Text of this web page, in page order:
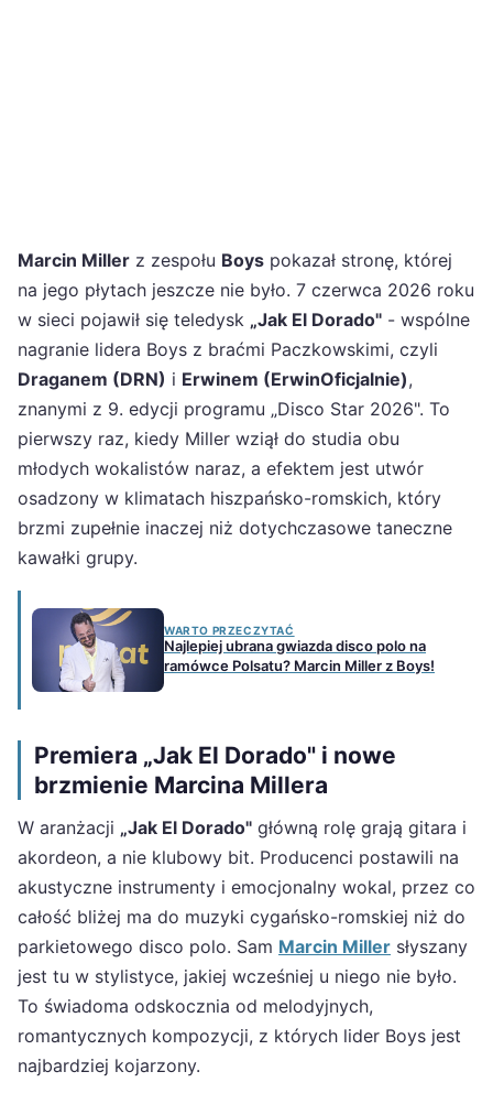
Marcin Miller z zespołu Boys pokazał stronę, której
na jego płytach jeszcze nie było. 7 czerwca 2026 roku
w sieci pojawił się teledysk „Jak El Dorado" - wspólne
nagranie lidera Boys z braćmi Paczkowskimi, czyli
Draganem (DRN) i Erwinem (ErwinOficjalnie),
znanymi z 9. edycji programu „Disco Star 2026". To
pierwszy raz, kiedy Miller wziął do studia obu
młodych wokalistów naraz, a efektem jest utwór
osadzony w klimatach hiszpańsko-romskich, który
brzmi zupełnie inaczej niż dotychczasowe taneczne
kawałki grupy.
WARTO PRZECZYTAĆ
Najlepiej ubrana gwiazda disco polo na
ramówce Polsatu? Marcin Miller z Boys!
Premiera „Jak El Dorado" i nowe
brzmienie Marcina Millera
W aranżacji „Jak El Dorado" główną rolę grają gitara i
akordeon, a nie klubowy bit. Producenci postawili na
akustyczne instrumenty i emocjonalny wokal, przez co
całość bliżej ma do muzyki cygańsko-romskiej niż do
parkietowego disco polo. Sam Marcin Miller słyszany
jest tu w stylistyce, jakiej wcześniej u niego nie było.
To świadoma odskocznia od melodyjnych,
romantycznych kompozycji, z których lider Boys jest
najbardziej kojarzony.